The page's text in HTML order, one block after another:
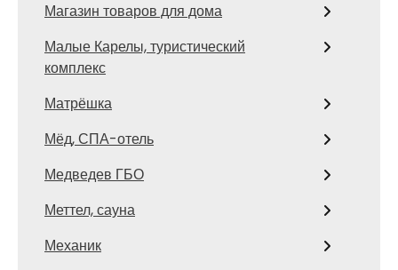
Магазин товаров для дома
Малые Карелы, туристический
комплекс
Матрёшка
Мёд, СПА-отель
Медведев ГБО
Меттел, сауна
Механик